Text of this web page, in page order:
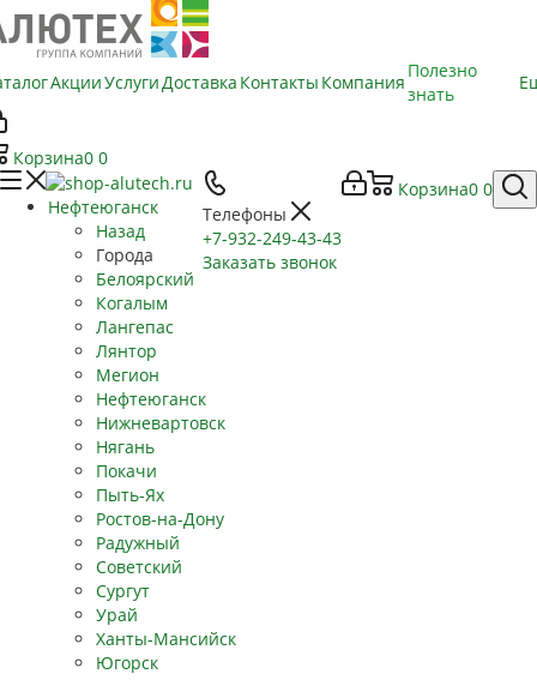
АкцииУслугиДоставка Контакты Компания
Полезно
знать
Корзина0 0
Корзина0 0
Телефоны
+7-932-249-43-43
Заказать звонок
Нефтеюганск
Назад
Города
Белоярский
Когалым
Лангепас
Лянтор
Мегион
Нефтеюганск
Нижневартовск
Нягань
Покачи
Пыть-Ях
Рoстов-на-Дону
Радужный
Советский
Сургут
Урай
Ханты-Мансийск
Югорск